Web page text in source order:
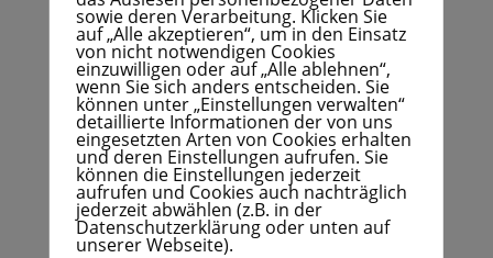
mittwochs/ 17.30-18.30 Uhr
Yoga Raum, Alteburger Str.250
Köln, NRW 50968 Deutschland
Paketpreis: 8 x 60 Minuten / 80.00€
DropIn 1 x 60 Minuten / 15.00€
Termine 4. Quartal: 30.10., 06.11., 13.11., 20.11., 27.11.,
04.12., 11.12., 18.12.
Anmeldung:info@yogakreis.de
sowie deren Verarbeitung. Klicken Sie
auf „Alle akzeptieren“, um in den Einsatz
von nicht notwendigen Cookies
einzuwilligen oder auf „Alle ablehnen“,
wenn Sie sich anders entscheiden. Sie
können unter „Einstellungen verwalten“
detaillierte Informationen der von uns
eingesetzten Arten von Cookies erhalten
und deren Einstellungen aufrufen. Sie
können die Einstellungen jederzeit
aufrufen und Cookies auch nachträglich
jederzeit abwählen (z.B. in der
Datenschutzerklärung oder unten auf
unserer Webseite).